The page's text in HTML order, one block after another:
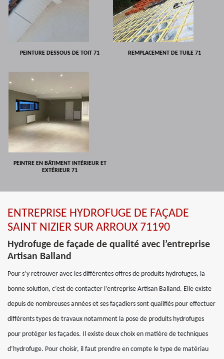
PEINTURE DESSOUS DE TOIT 71 REMPLACEMENT DE TUILE 71
PEINTRE EN BÂTIMENT INTÉRIEUR ET
EXTÉRIEUR 71
ENTREPRISE HYDROFUGE DE FAÇADE
SAINT NIZIER SUR ARROUX 71190
Hydrofuge de façade de qualité avec l’entreprise
Artisan Balland
Pour s’y retrouver avec les différentes offres de produits hydrofuges, la
bonne solution, c’est de contacter l’entreprise Artisan Balland. Elle existe
depuis de nombreuses années et ses façadiers sont qualifiés pour effectuer
différents types de travaux notamment la pose de produits hydrofuges
pour protéger les façades. Il existe deux choix en matière de techniques
d’hydrofuge. Pour choisir, il faut prendre en compte le type de matériau